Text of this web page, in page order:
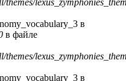
в
в файле
в